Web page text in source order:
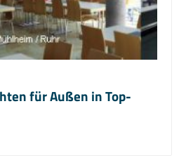
für Außen in Top-